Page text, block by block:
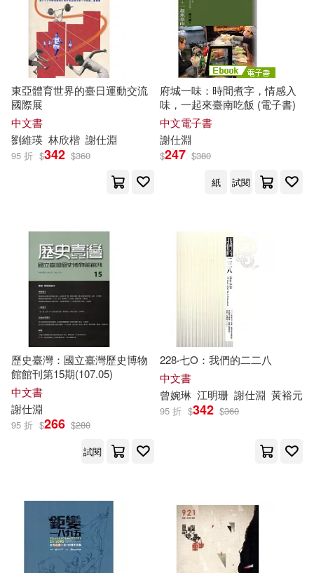
東亞體育世界的臺日運動交流
國際展
中文書
劉維瑛 林欣楷 謝仕淵
95 折 $342 $360
府城一味：時間煮字，情感入
味，一起來臺南吃飯 (電子書)
中文電子書
謝仕淵
$247 $380
紙
試閱
歷史臺灣：國立臺灣歷史博物
館館刊第15期(107.05)
中文書
謝仕淵
95 折 $266 $280
試閱
228‧七O：我們的二二八
中文書
曾婉琳 江明珊 謝仕淵 黃裕元
95 折 $342 $360